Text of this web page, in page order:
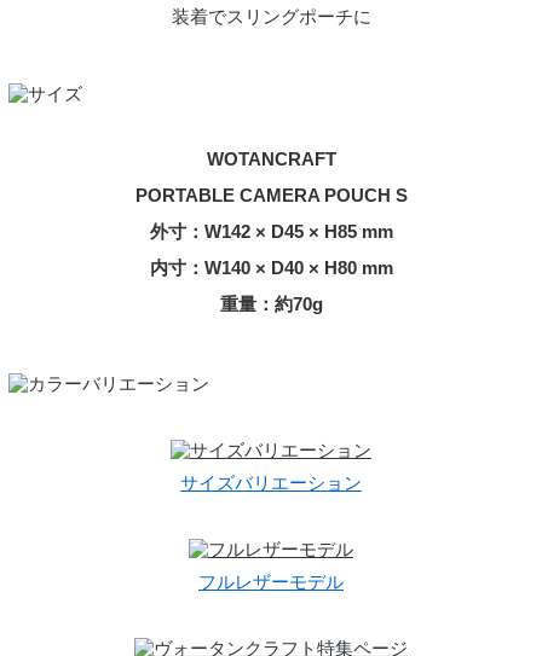
装着でスリングポーチに
WOTANCRAFT
PORTABLE CAMERA POUCH S
外寸：W142 × D45 × H85 mm
内寸：W140 × D40 × H80 mm
重量：約70g
サイズバリエーション
フルレザーモデル